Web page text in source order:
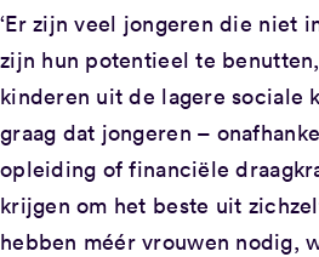
‘Er zijn veel jongeren die niet
zijn hun potentieel te
kinderen uit de lagere sociale
graag dat jongeren –
opleiding of financiële
krijgen om het beste uit
hebben méér vrouwen nodig,